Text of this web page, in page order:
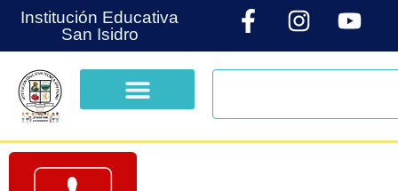
Institución Educativa
San Isidro